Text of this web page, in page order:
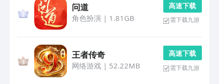
问道
角色扮演 | 1.81GB
高 速 下 载
需下载九游
王者传奇
网络游戏| 52.22MB
高 速 下 载
需下载九游